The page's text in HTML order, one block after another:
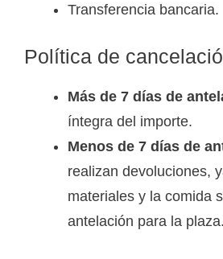
Transferencia bancaria.
Política de
Más de 7 días de
íntegra del importe.
Menos de 7 días de
realizan devoluciones,
materiales y la comida
antelación para la plaza.